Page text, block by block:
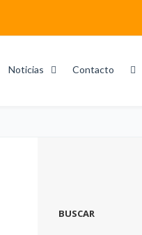
Noticias Contacto
BUSCAR